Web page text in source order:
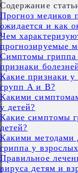
Содержание
Прогноз медиков
ожидается и как
Чем
прогнозируемые
Симптомы
признаки
Какие признаки
групп A и B?
Какими
у детей?
Какие симптомы
детей?
Какими методами
гриппа у
Правильное
вируса детям и